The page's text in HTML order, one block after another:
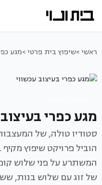
ראשי >שיפוץ בית פרטי >מגע
מגע כפרי
סטודיו טולה, של
הוביל פרויקט שיפוץ
של זוג עם שלוש בנות,